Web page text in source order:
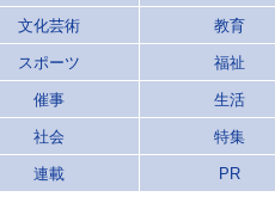
文化芸術 教育
スポーツ 福祉
催事 生活
社会 特集
連載 PR